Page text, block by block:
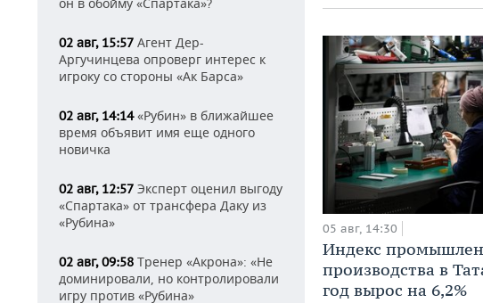
02 авг, 15:57 Агент Дер-
Аргучинцева опроверг интерес к
игроку со стороны «Ак Барса»
02 авг, 14:14«Рубин» в ближайшее
время объявит имя еще одного
новичка
02 авг, 12:57 Эксперт оценил выгоду
«Спартака» от трансфера Даку из
«Рубина»
02 авг, 09:58 Тренер «Акрона»: «Не
доминировали, но контролировали
игру против «Рубина»
05 авг, 14:30
Индекс
производства в
год вырос на 6,2%